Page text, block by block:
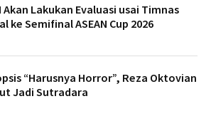
Akan Lakukan Evaluasi usai Timnas
ke Semifinal ASEAN Cup 2026
“Harusnya Horror”, Reza Oktovian
Jadi Sutradara